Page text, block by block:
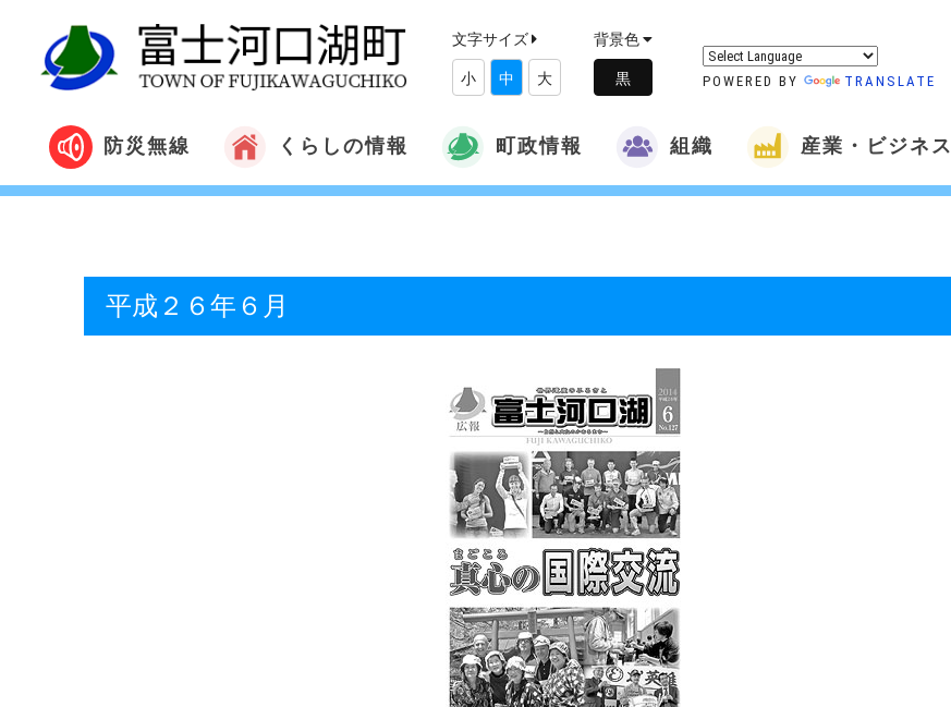
文字サイズ
小 中 大
背景色
POWERED BY TRANSLATE
防災無線 くらしの情報 町政情報 組織 産業・ビジネス
平成２６年６月